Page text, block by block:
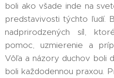
boli ako všade inde na
predstavivosti týchto ľudí.
nadprirodzených síl,
pomoc, uzmierenie a
Vôľa a názory duchov boli
boli každodennou praxou.